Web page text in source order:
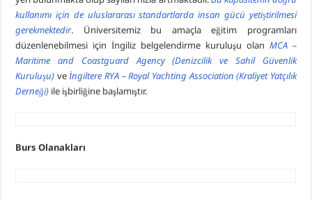
kullanımı için de uluslararası standartlarda insan gücü yetiştirilmesi
gerekmektedir. Üniversitemiz bu amaçla eğitim programları
düzenlenebilmesi için İngiliz belgelendirme kuruluşu olan MCA –
Maritime and Coastguard Agency (Denizcilik ve Sahil Güvenlik
Kuruluşu) ve İngiltere RYA – Royal Yachting Association (Kraliyet Yatçılık
Derneği) ile işbirliğine başlamıştır.
Burs Olanakları